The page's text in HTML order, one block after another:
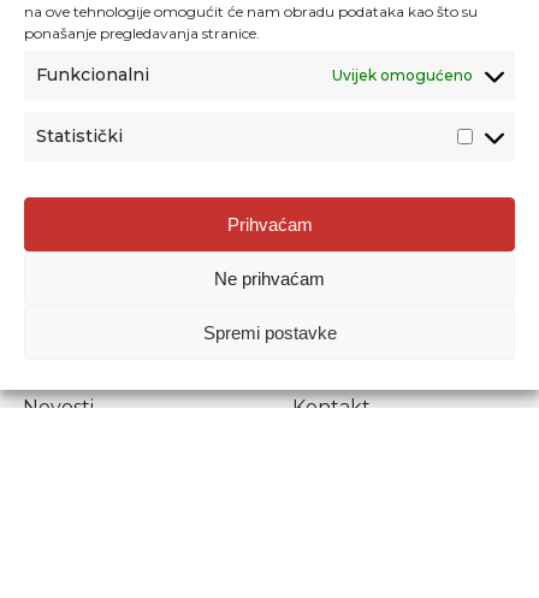
na ove tehnologije omogućit će nam obradu podataka kao što su
ponašanje pregledavanja stranice.
Funkcionalni Uvijek omogućeno
Statistički
Prihvaćam
Ne prihvaćam
Spremi postavke
Agencija za odgoj i obrazovanje
Donje Svetice 38, 10000 Zagreb
1778129
Prenošenje sadržaja dopušteno je uz navođenje izvora.
Novosti
Kontakt